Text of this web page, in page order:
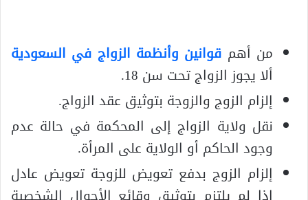
من أهم قوانين وأنظمة الزواج في السعودية
ألا يجوز الزواج تحت سن 18.
إلزام الزوج والزوجة بتوثيق عقد الزواج.
نقل ولاية الزواج إلى المحكمة في حالة عدم
وجود الحاكم أو الولاية على المرأة.
إلزام الزوج بدفع تعويض للزوجة تعويض عادل